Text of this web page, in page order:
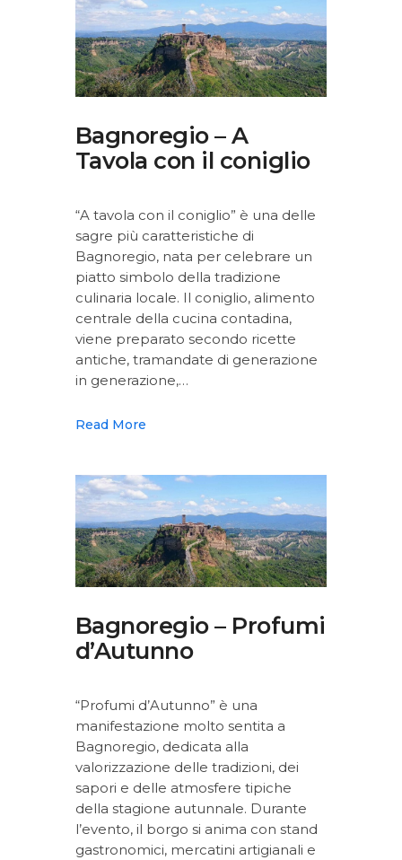
Bagnoregio – A
Tavola con il coniglio
“A tavola con il coniglio” è una delle
sagre più caratteristiche di
Bagnoregio, nata per celebrare un
piatto simbolo della tradizione
culinaria locale. Il coniglio, alimento
centrale della cucina contadina,
viene preparato secondo ricette
antiche, tramandate di generazione
in generazione,…
Read More
Bagnoregio – Profumi
d’Autunno
“Profumi d’Autunno” è una
manifestazione molto sentita a
Bagnoregio, dedicata alla
valorizzazione delle tradizioni, dei
sapori e delle atmosfere tipiche
della stagione autunnale. Durante
l’evento, il borgo si anima con stand
gastronomici, mercatini artigianali e